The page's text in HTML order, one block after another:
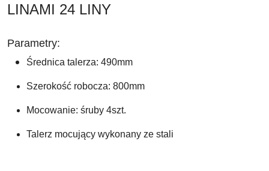
LINAMI 24 LINY
Parametry:
Średnica talerza: 490mm
Szerokość robocza: 800mm
Mocowanie: śruby 4szt.
Talerz mocujący wykonany ze stali